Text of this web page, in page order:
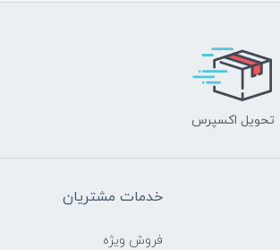
تحویل اکسپرس
خدمات مشتریان
فروش ویژه